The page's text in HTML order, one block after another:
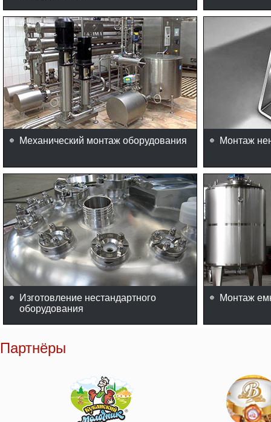
Механический монтаж оборудования Монтаж
Изготовление нестандартного
оборудования
Монтаж
Партнёры